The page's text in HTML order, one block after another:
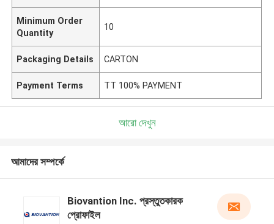
Minimum Order
Quantity
10
Packaging Details CARTON
Payment Terms TT 100% PAYMENT
আরো দেখুন
আমাদের সম্পর্কে
Biovantion Inc. প্রস্তুতকারক
প্রোফাইল